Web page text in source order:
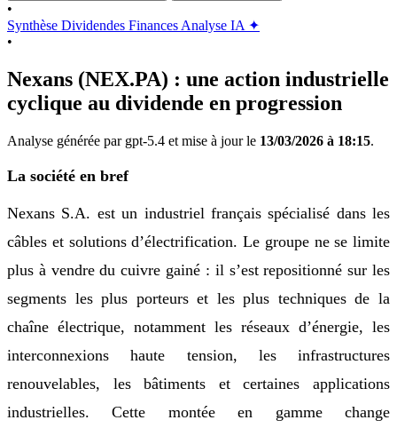
•
Synthèse Dividendes Finances Analyse IA ✦
•
Nexans (NEX.PA) : une action industrielle
cyclique au dividende en progression
Analyse générée par gpt-5.4 et mise à jour le 13/03/2026 à 18:15.
La société en bref
Nexans S.A. est un industriel français spécialisé dans les
câbles et solutions d’électrification. Le groupe ne se limite
plus à vendre du cuivre gainé : il s’est repositionné sur les
segments les plus porteurs et les plus techniques de la
chaîne électrique, notamment les réseaux d’énergie, les
interconnexions haute tension, les infrastructures
renouvelables, les bâtiments et certaines applications
industrielles. Cette montée en gamme change